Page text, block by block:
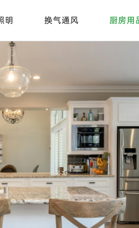
明 换气通风 厨房用